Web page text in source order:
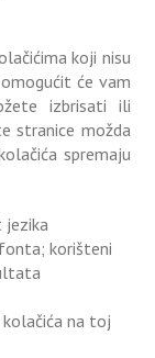
koji nisu
će vam
izbrisati ili
stranice možda
spremaju
jezika
korišteni
na toj